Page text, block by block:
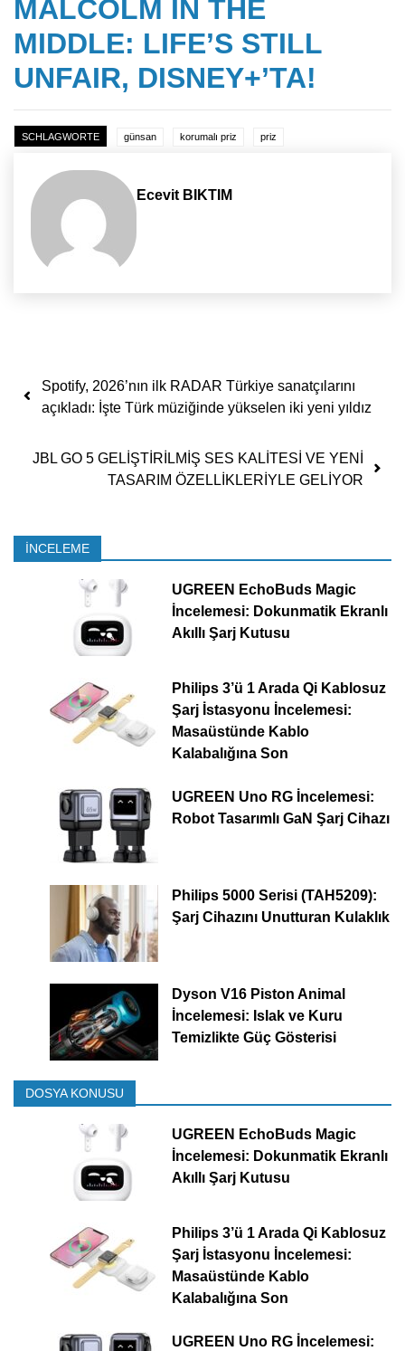
MALCOLM IN THE
MIDDLE: LIFE’S STILL
UNFAIR, DISNEY+’TA!
SCHLAGWORTE günsan korumalı priz priz
Ecevit BIKTIM
Yazı dolaşımı
Spotify, 2026’nın ilk RADAR Türkiye sanatçılarını
açıkladı: İşte Türk müziğinde yükselen iki yeni yıldız
JBL GO 5 GELİŞTİRİLMİŞ SES KALİTESİ VE YENİ
TASARIM ÖZELLİKLERİYLE GELİYOR
İNCELEME
UGREEN EchoBuds Magic
İncelemesi: Dokunmatik Ekranlı
Akıllı Şarj Kutusu
Philips 3’ü 1 Arada Qi Kablosuz
Şarj İstasyonu İncelemesi:
Masaüstünde Kablo
Kalabalığına Son
UGREEN Uno RG İncelemesi:
Robot Tasarımlı GaN Şarj Cihazı
Philips 5000 Serisi (TAH5209):
Şarj Cihazını Unutturan Kulaklık
Dyson V16 Piston Animal
İncelemesi: Islak ve Kuru
Temizlikte Güç Gösterisi
DOSYA KONUSU
UGREEN EchoBuds Magic
İncelemesi: Dokunmatik Ekranlı
Akıllı Şarj Kutusu
Philips 3’ü 1 Arada Qi Kablosuz
Şarj İstasyonu İncelemesi:
Masaüstünde Kablo
Kalabalığına Son
UGREEN Uno RG İncelemesi: